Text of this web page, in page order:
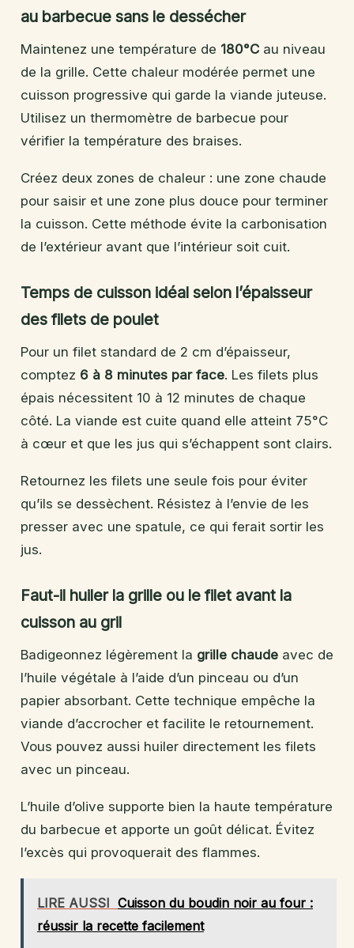
au barbecue sans le dessécher
Maintenez une température de 180°C au niveau
de la grille. Cette chaleur modérée permet une
cuisson progressive qui garde la viande juteuse.
Utilisez un thermomètre de barbecue pour
vérifier la température des braises.
Créez deux zones de chaleur : une zone chaude
pour saisir et une zone plus douce pour terminer
la cuisson. Cette méthode évite la carbonisation
de l’extérieur avant que l’intérieur soit cuit.
Temps de cuisson idéal selon l’épaisseur
des filets de poulet
Pour un filet standard de 2 cm d’épaisseur,
comptez 6 à 8 minutes par face. Les filets plus
épais nécessitent 10 à 12 minutes de chaque
côté. La viande est cuite quand elle atteint 75°C
à cœur et que les jus qui s’échappent sont clairs.
Retournez les filets une seule fois pour éviter
qu’ils se dessèchent. Résistez à l’envie de les
presser avec une spatule, ce qui ferait sortir les
jus.
Faut-il huiler la grille ou le filet avant la
cuisson au gril
Badigeonnez légèrement la grille chaude avec de
l’huile végétale à l’aide d’un pinceau ou d’un
papier absorbant. Cette technique empêche la
viande d’accrocher et facilite le retournement.
Vous pouvez aussi huiler directement les filets
avec un pinceau.
L’huile d’olive supporte bien la haute température
du barbecue et apporte un goût délicat. Évitez
l’excès qui provoquerait des flammes.
LIRE AUSSI Cuisson du boudin noir au four :
réussir la recette facilement